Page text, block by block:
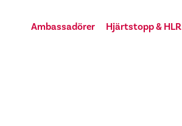
Ambassadörer Hjärtstopp & HLR